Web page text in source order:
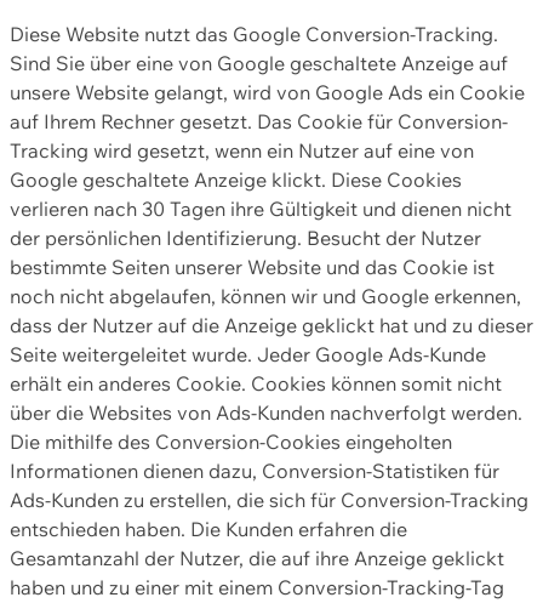
Diese Website nutzt das Google Conversion-Tracking.
Sind Sie über eine von Google geschaltete Anzeige auf
unsere Website gelangt, wird von Google Ads ein Cookie
auf Ihrem Rechner gesetzt. Das Cookie für Conversion-
Tracking wird gesetzt, wenn ein Nutzer auf eine von
Google geschaltete Anzeige klickt. Diese Cookies
verlieren nach 30 Tagen ihre Gültigkeit und dienen nicht
der persönlichen Identifizierung. Besucht der Nutzer
bestimmte Seiten unserer Website und das Cookie ist
noch nicht abgelaufen, können wir und Google erkennen,
dass der Nutzer auf die Anzeige geklickt hat und zu dieser
Seite weitergeleitet wurde. Jeder Google Ads-Kunde
erhält ein anderes Cookie. Cookies können somit nicht
über die Websites von Ads-Kunden nachverfolgt werden.
Die mithilfe des Conversion-Cookies eingeholten
Informationen dienen dazu, Conversion-Statistiken für
Ads-Kunden zu erstellen, die sich für Conversion-Tracking
entschieden haben. Die Kunden erfahren die
Gesamtanzahl der Nutzer, die auf ihre Anzeige geklickt
haben und zu einer mit einem Conversion-Tracking-Tag